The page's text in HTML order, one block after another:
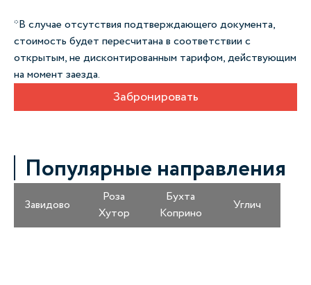
*В случае отсутствия подтверждающего документа,
стоимость будет пересчитана в соответствии с
открытым, не дисконтированным тарифом, действующим
на момент заезда.
Забронировать
Популярные направления
Завидово
Роза
Хутор
Бухта
Коприно
Углич